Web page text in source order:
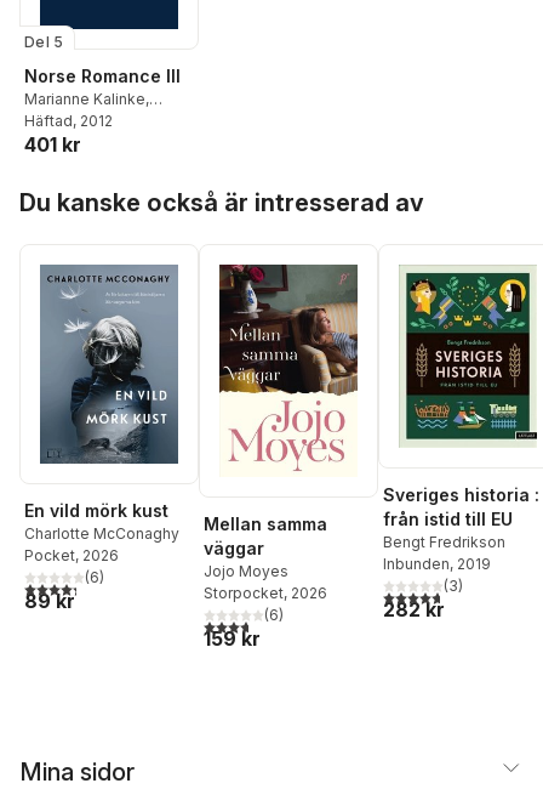
Del 5
Norse Romance III
Marianne Kalinke,
Henrik Williams
Palmgren
Häftad, 2012
401 kr
Du kanske också är intresserad av
En vild mörk kust
Charlotte McConaghy
Pocket, 2026
4,3utav 5 stjärnor. Totalt antal röster:
(6)
89 kr
Mellan samma
väggar
Jojo Moyes
Storpocket, 2026
3,7utav 5 stjärnor. Totalt antal röster:
(6)
159 kr
Sveriges historia :
från istid till EU
Bengt Fredrikson
Inbunden, 2019
4,7utav 5 stjärnor.
(3)
282 kr
Mina sidor